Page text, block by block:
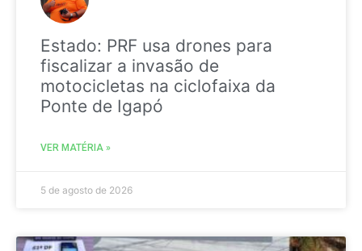
Estado: PRF usa drones para
fiscalizar a invasão de
motocicletas na ciclofaixa da
Ponte de Igapó
VER MATÉRIA »
5 de agosto de 2026